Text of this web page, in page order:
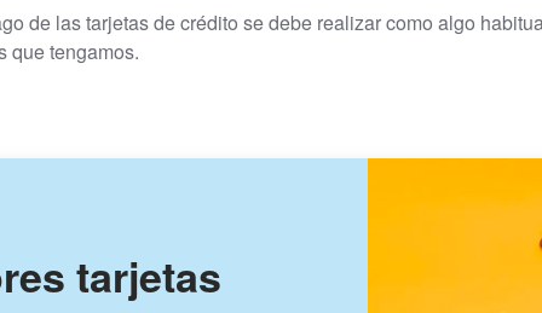
de las tarjetas de crédito se debe realizar como algo
que tengamos.
tarjetas